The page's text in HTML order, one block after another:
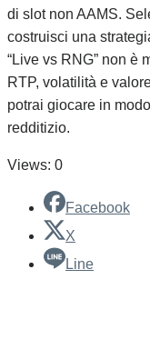
di slot non AAMS.
costruisci una
“Live vs RNG” non è
RTP, volatilità e
potrai giocare in
redditizio.
Views: 0
Facebook
X
Line